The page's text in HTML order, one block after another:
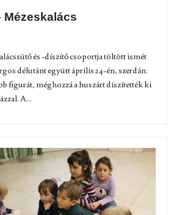
Mézeskalács
és -díszítő csoportja töltött ismét
délutánt együtt április 24-én, szerdán.
figurát, méghozzá a huszárt díszítették ki
A...